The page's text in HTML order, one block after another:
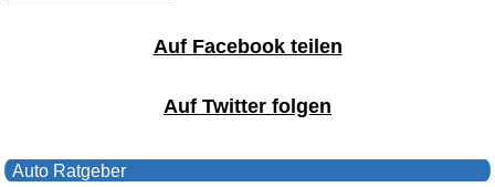
Auf Facebook teilen
Auf Twitter folgen
Auto Ratgeber